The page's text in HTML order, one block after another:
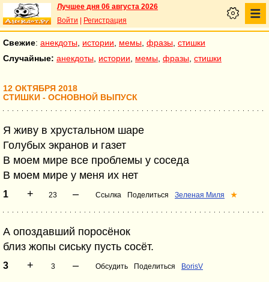
Лучшее дня 06 августа 2026
Войти
Регистрация
Свежие: анекдоты истории мемы фразы стишки
Случайные: анекдоты истории мемы фразы стишки
12 ОКТЯБРЯ 2018
СТИШКИ - ОСНОВНОЙ ВЫПУСК
Я живу в хрустальном шаре
Голубых экранов и газет
В моем мире все проблемы у соседа
В моем мире у меня их нет
1 + 23 – Ссылка Поделиться Зеленая Миля ★
А опоздавший поросёнок
близ жопы сиську пусть сосёт.
3 + 3 – Обсудить Поделиться BorisV